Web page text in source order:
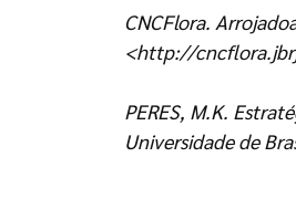
CNCFlora.
<http://
PERES, M.K.
Universidade de